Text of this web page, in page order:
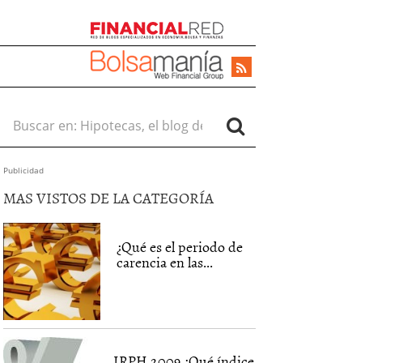
Buscar en:
Publicidad
MAS VISTOS DE LA CATEGORÍA
¿Qué es el periodo de
carencia en las...